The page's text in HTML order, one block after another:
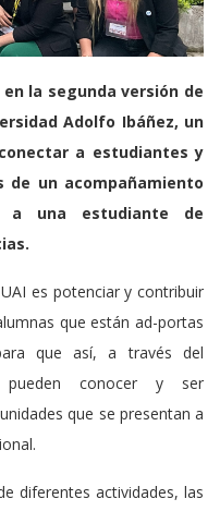
la segunda versión de
Adolfo Ibáñez, un
a estudiantes y
de un acompañamiento
a una estudiante de
es potenciar y contribuir
que están ad-portas
que así, a través del
pueden conocer y ser
que se presentan a
diferentes actividades, las